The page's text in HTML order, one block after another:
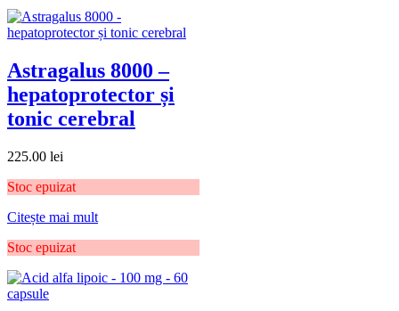
Astragalus 8000 –
hepatoprotector și
tonic cerebral
225.00 lei
Stoc epuizat
Citește mai mult
Stoc epuizat